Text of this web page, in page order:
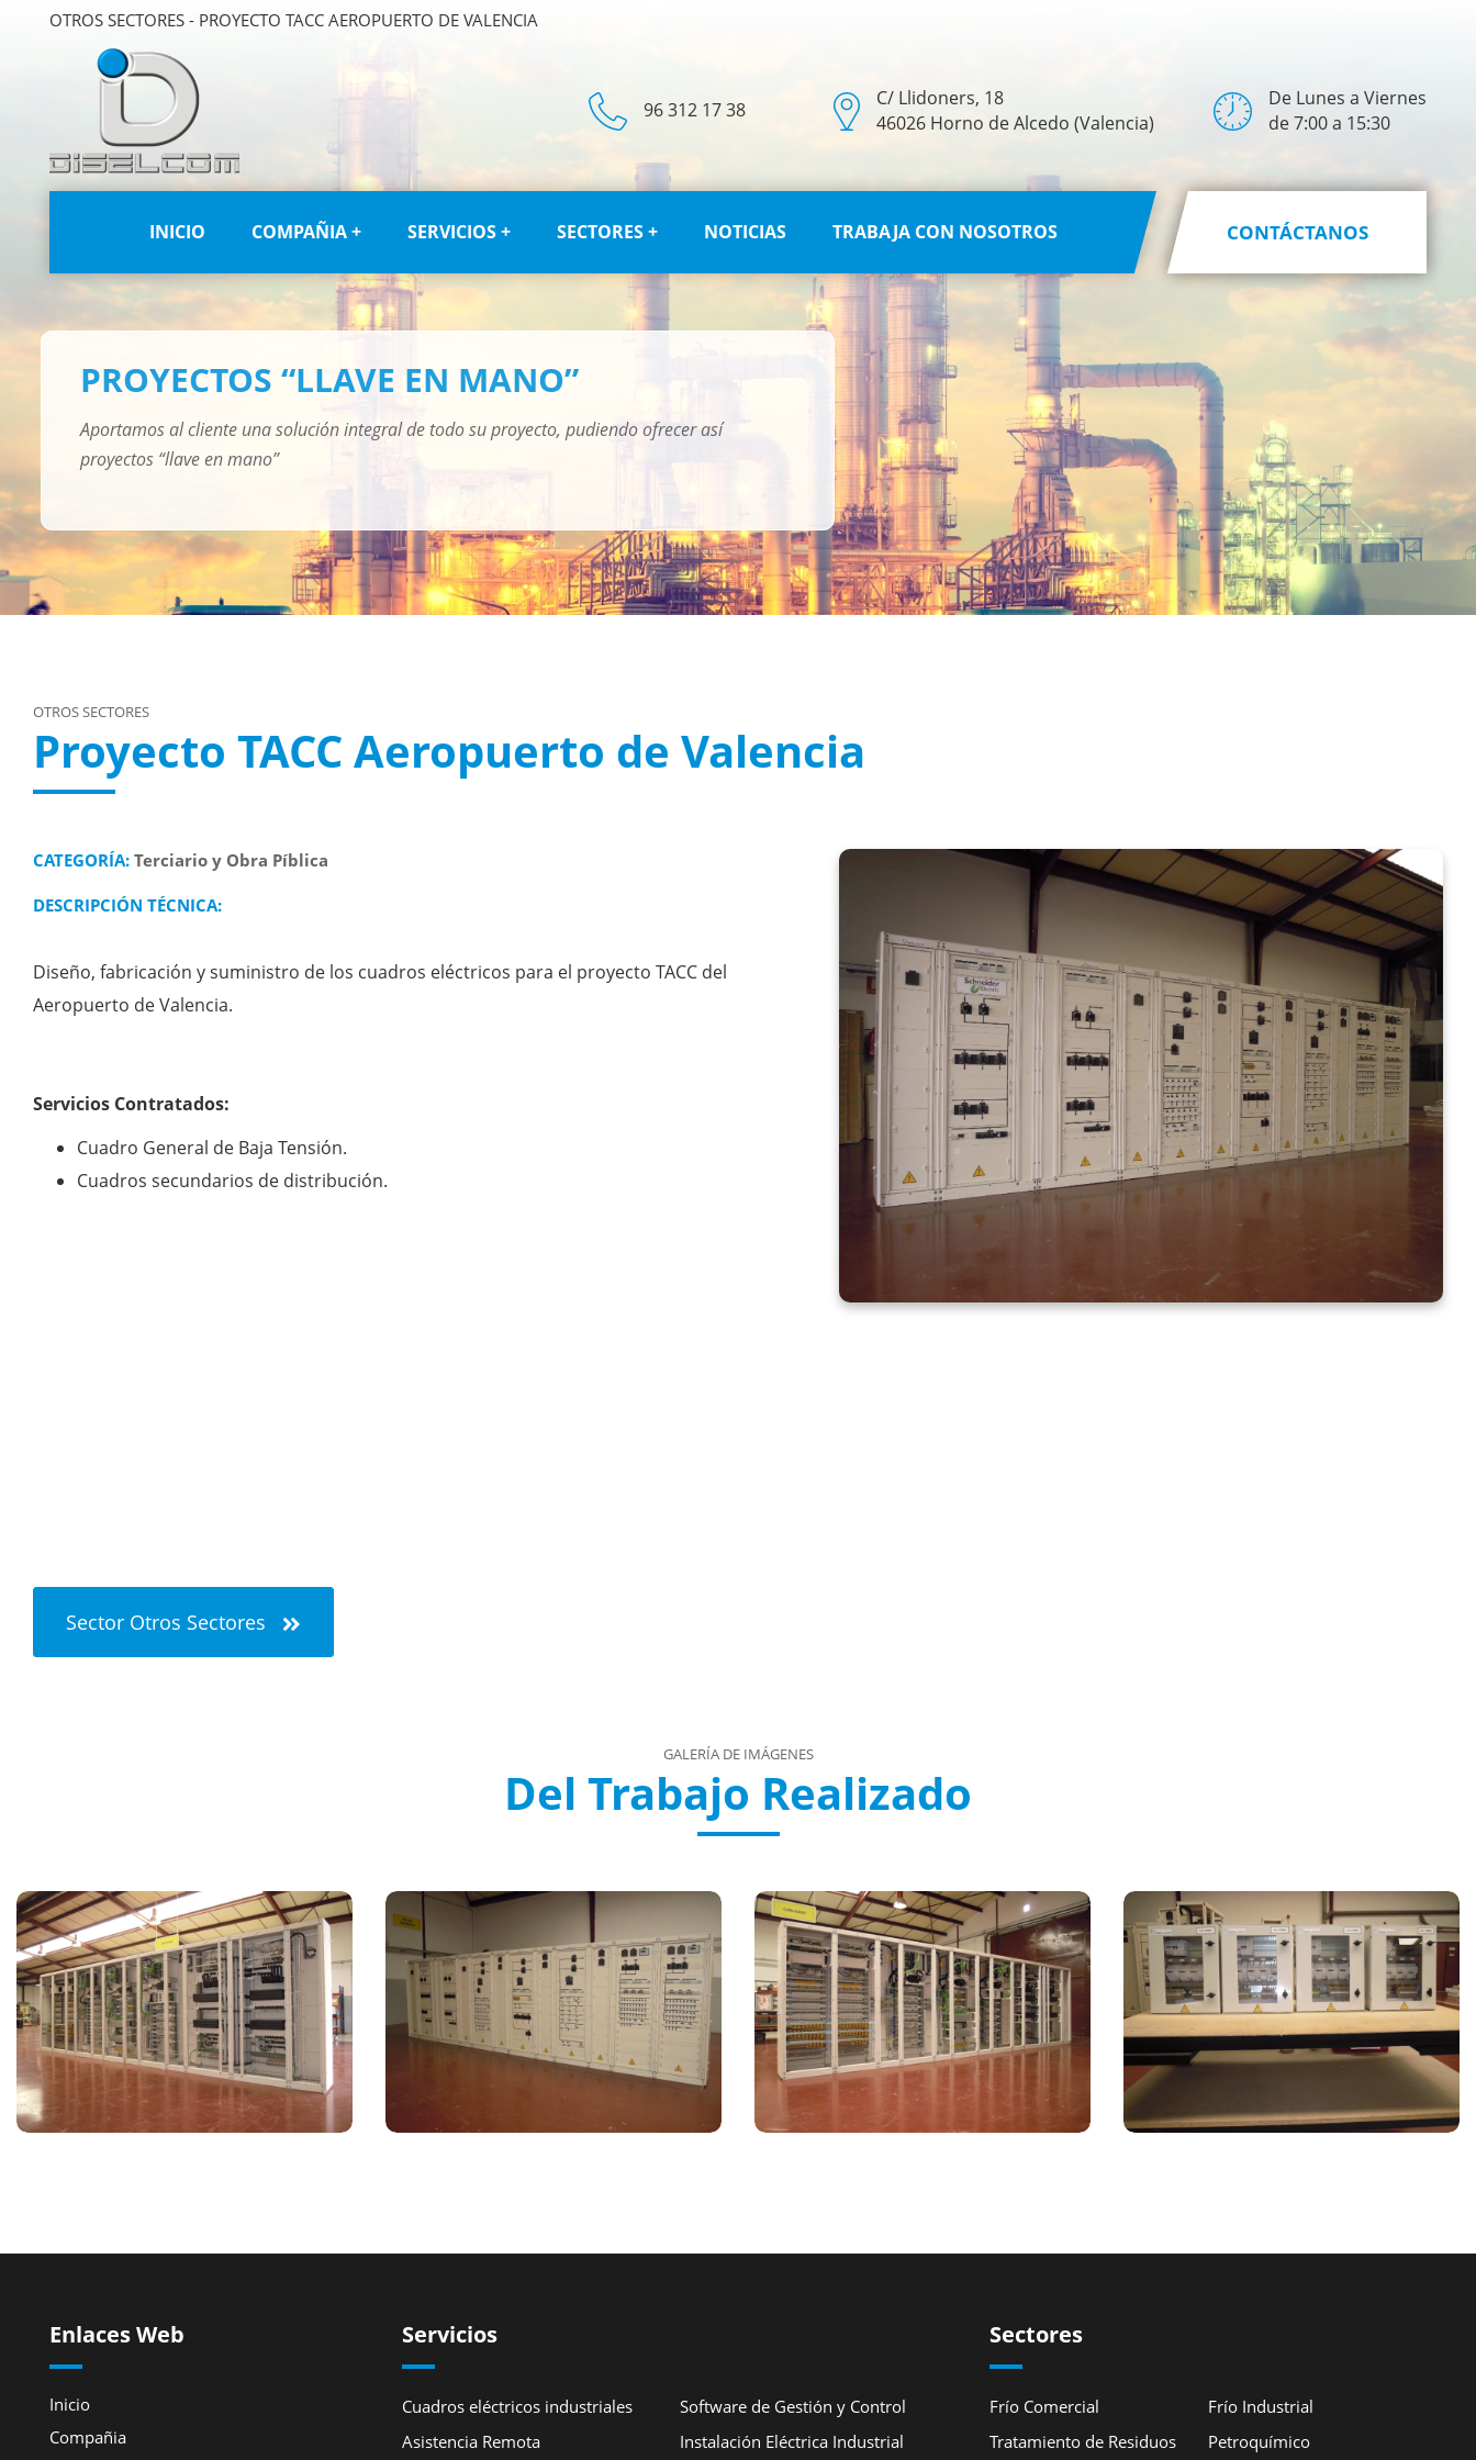
OTROS SECTORES - PROYECTO TACC AEROPUERTO DE VALENCIA
96 312 17 38
C/ Llidoners, 18
46026 Horno de Alcedo (Valencia)
De Lunes a Viernes
de 7:00 a 15:30
INICIO COMPAÑIA + SERVICIOS + SECTORES + NOTICIAS TRABAJA CON NOSOTROS CONTÁCTANOS
PROYECTOS “LLAVE EN MANO”
Aportamos al cliente una solución integral de todo su proyecto, pudiendo ofrecer así
proyectos “llave en mano”
OTROS SECTORES
Proyecto TACC Aeropuerto de Valencia
CATEGORÍA:Terciario y Obra Píblica
DESCRIPCIÓN TÉCNICA:
Diseño, fabricación y suministro de los cuadros eléctricos para el proyecto TACC del
Aeropuerto de Valencia.
Servicios Contratados:
Cuadro General de Baja Tensión.
Cuadros secundarios de distribución.
Sector Otros Sectores
GALERÍA DE IMÁGENES
Del Trabajo Realizado
Enlaces Web
Inicio
Compañia
Servicios
Cuadros eléctricos industriales
Software de Gestión y Control
Asistencia Remota
Instalación Eléctrica Industrial
Sectores
Frío Comercial
Frío Industrial
Tratamiento de Residuos
Petroquímico